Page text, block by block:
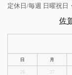
定休日/毎週 日曜祝日
佐
日 月
26 27